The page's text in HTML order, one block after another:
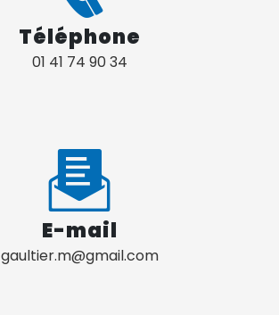
Téléphone
01 41 74 90 34
E-mail
gaultier.m@gmail.com